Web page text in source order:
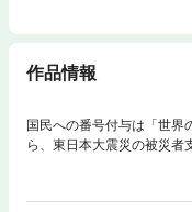
作品情報
国民への番号付与は「世界
ら、東日本大震災の被災者
問題も生じず、「役所た
は年間3兆円以上との試算
ないことのマイナス」を真